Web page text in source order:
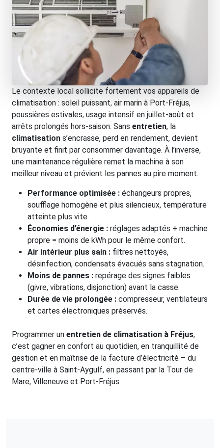
Le contexte local sollicite fortement vos appareils de
climatisation : soleil puissant, air marin à Port-Fréjus,
poussières estivales, usage intensif en juillet-août et
arrêts prolongés hors-saison. Sans entretien, la
climatisation s’encrasse, perd en rendement, devient
bruyante et finit par consommer davantage. À l’inverse,
une maintenance régulière remet la machine à son
meilleur niveau et prévient les pannes au pire moment.
Performance optimisée : échangeurs propres,
soufflage homogène et plus silencieux, température
atteinte plus vite.
Économies d’énergie : réglages adaptés + machine
propre = moins de kWh pour le même confort.
Air intérieur plus sain : filtres nettoyés,
désinfection, condensats évacués sans stagnation.
Moins de pannes : repérage des signes faibles
(givre, vibrations, disjonction) avant la casse.
Durée de vie prolongée : compresseur, ventilateurs
et cartes électroniques préservés.
Programmer un entretien de climatisation à Fréjus,
c’est gagner en confort au quotidien, en tranquillité de
gestion et en maîtrise de la facture d’électricité – du
centre-ville à Saint-Aygulf, en passant par la Tour de
Mare, Villeneuve et Port-Fréjus.